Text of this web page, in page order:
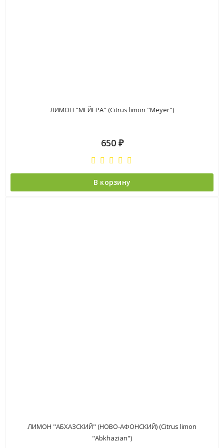
ЛИМОН "МЕЙЕРА" (Citrus limon "Meyer")
650 ₽
В корзину
ЛИМОН "АБХАЗСКИЙ" (НОВО-АФОНСКИЙ) (Citrus limon
"Abkhazian")